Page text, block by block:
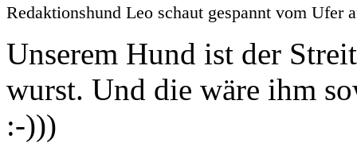
Redaktionshund Leo schaut gespannt vom
Unserem Hund ist der
wurst. Und die wäre ihm
:-)))